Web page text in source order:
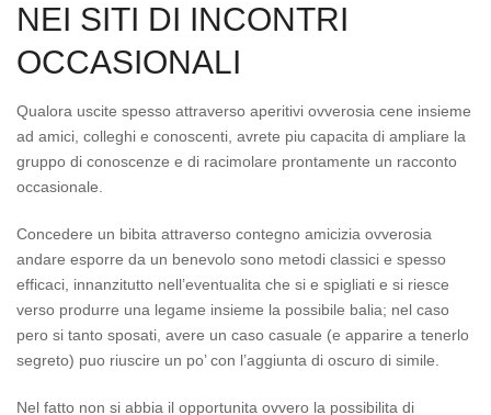
NEI SITI DI INCONTRI
OCCASIONALI
Qualora uscite spesso attraverso aperitivi ovverosia cene insieme
ad amici, colleghi e conoscenti, avrete piu capacita di ampliare la
gruppo di conoscenze e di racimolare prontamente un racconto
occasionale.
Concedere un bibita attraverso contegno amicizia ovverosia
andare esporre da un benevolo sono metodi classici e spesso
efficaci, innanzitutto nell’eventualita che si e spigliati e si riesce
verso produrre una legame insieme la possibile balia; nel caso
pero si tanto sposati, avere un caso casuale (e apparire a tenerlo
segreto) puo riuscire un po’ con l’aggiunta di oscuro di simile.
Nel fatto non si abbia il opportunita ovvero la possibilita di